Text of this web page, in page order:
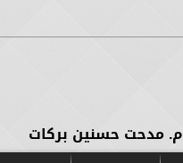
م. مدحت حسنين بركات